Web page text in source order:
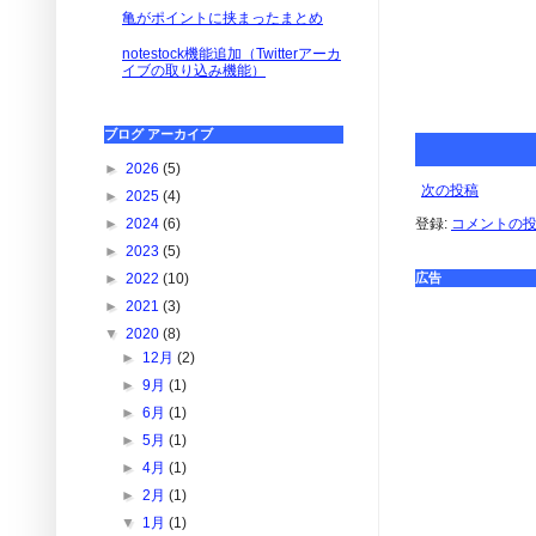
次の投稿
登録: コメントの
広告
亀がポイントに挟まったまとめ
notestock機能追加（Twitterアーカ
イブの取り込み機能）
ブログ アーカイブ
► 2026 (5)
► 2025 (4)
► 2024 (6)
► 2023 (5)
► 2022 (10)
► 2021 (3)
▼ 2020 (8)
► 12月(2)
►9月(1)
►6月(1)
►5月(1)
►4月(1)
►2月(1)
▼ 1月(1)